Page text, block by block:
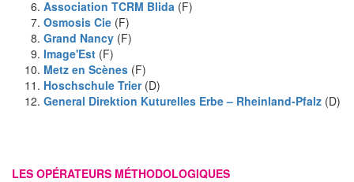
Association TCRM Blida (F)
Osmosis Cie (F)
Grand Nancy (F)
Image'Est (F)
Metz en Scènes (F)
Hoschschule Trier(D)
General Direktion Kuturelles Erbe – Rheinland-Pfalz (D)
LES OPÉRATEURS MÉTHODOLOGIQUES